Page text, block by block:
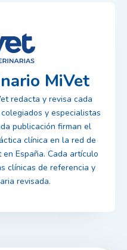
MiVet
redacta y revisa cada
y especialistas
publicación firman el
clínica en la red de
España. Cada artículo
clínicas de referencia y
revisada.